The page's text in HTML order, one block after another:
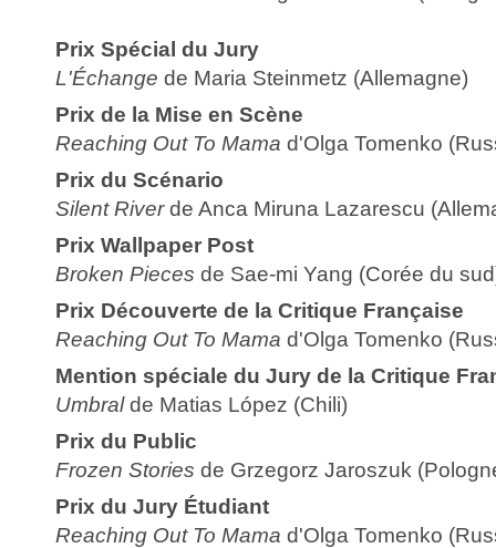
Prix Spécial du Jury
L'Échange de Maria Steinmetz (Allemagne)
Prix de la Mise en Scène
Reaching Out To Mama d'Olga Tomenko
Prix du Scénario
Silent Riverde Anca Miruna Lazarescu
Prix Wallpaper Post
Broken Pieces de Sae-mi Yang (Corée du
Prix Découverte de la Critique Française
Reaching Out To Mama d'Olga Tomenko
Mention spéciale du Jury de la Critique
Umbralde Matias López (Chili)
Prix du Public
Frozen Stories de Grzegorz Jaroszuk
Prix du Jury Étudiant
Reaching Out To Mama d'Olga Tomenko